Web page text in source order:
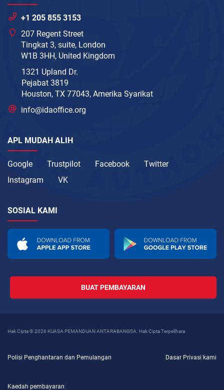
+1 205 855 3153
207 Regent Street
Tingkat 3, suite, London
W1B 3HH, United Kingdom
1321 Upland Dr.
Pejabat 3819
Houston, TX 77043, Amerika Syarikat
info@idaoffice.org
APL MUDAH ALIH
Google Trustpilot Facebook
Twitter
Instagram
VK
SOSIAL KAMI
BUAT PEMBAYARAN
Hak Cipta © 2026 KUASA PEMANDUAN ANTARABANGSA. Hak Cipta Terpelihara
Polisi Penghantaran dan Pemulangan Dasar Privasi kami
Kaedah pembayaran: